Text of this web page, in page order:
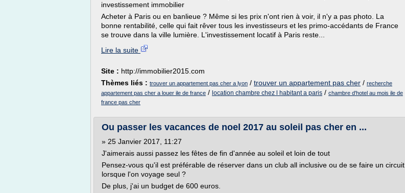
investissement immobilier
Acheter à Paris ou en banlieue ? Même si les prix n'ont rien à voir, il n'y a pas photo. La
bonne rentabilité, celle qui fait rêver tous les investisseurs et les primo-accédants de France
se trouve dans la ville lumière. L'investissement locatif à Paris reste...
Lire la suite
Site : http://immobilier2015.com
Thèmes liés : trouver un appartement pas cher a lyon / trouver un appartement pas cher / recherche
appartement pas cher a louer ile de france / location chambre chez l habitant a paris / chambre d'hotel au mois ile de
france pas cher
Ou passer les vacances de noel 2017 au soleil pas cher en ...
» 25 Janvier 2017, 11:27
J'aimerais aussi passez les fêtes de fin d'année au soleil et loin de tout
Pensez-vous qu'il est préférable de réserver dans un club all inclusive ou de se faire un circuit
lorsque l'on voyage seul ?
De plus, j'ai un budget de 600 euros.